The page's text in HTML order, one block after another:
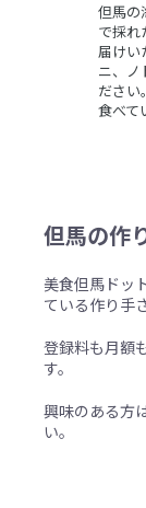
但馬の
で採れ
届けい
ニ、ノ
ださい
食べて
但馬の作
美食但馬ドッ
ている作り手
登録料も月額
す。
興味のある方
い。